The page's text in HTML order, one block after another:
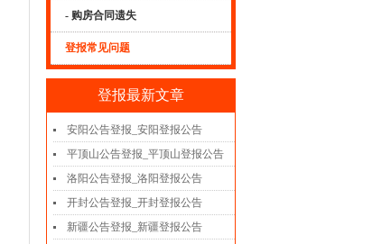
- 购房合同遗失
登报常见问题
登报最新文章
安阳公告登报_安阳登报公告
平顶山公告登报_平顶山登报公告
洛阳公告登报_洛阳登报公告
开封公告登报_开封登报公告
新疆公告登报_新疆登报公告